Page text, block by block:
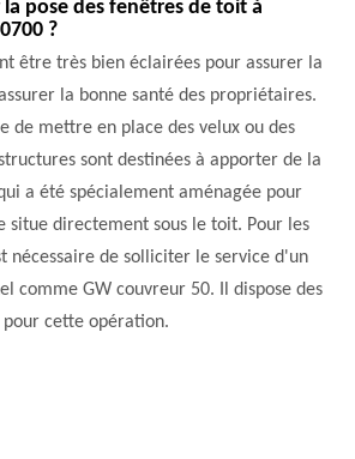
pose des fenêtres de toit à
?
être très bien éclairées pour assurer la
la bonne santé des propriétaires.
de mettre en place des velux ou des
sont destinées à apporter de la
a été spécialement aménagée pour
situe directement sous le toit. Pour les
nécessaire de solliciter le service d'un
comme GW couvreur 50. Il dispose des
cette opération.